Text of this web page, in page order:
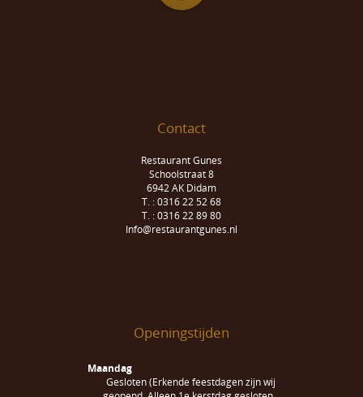
Contact
Restaurant Gunes
Schoolstraat 8
6942 AK Didam
T. : 0316 22 52 68
T. : 0316 22 89 80
Info@restaurantgunes.nl
Openingstijden
Maandag
Gesloten (Erkende feestdagen zijn wij